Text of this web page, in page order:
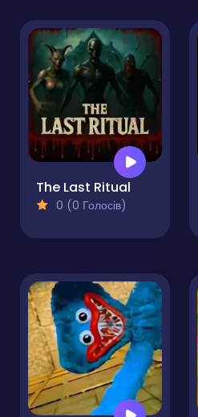
The Last Ritual
0 (0 Голосів)